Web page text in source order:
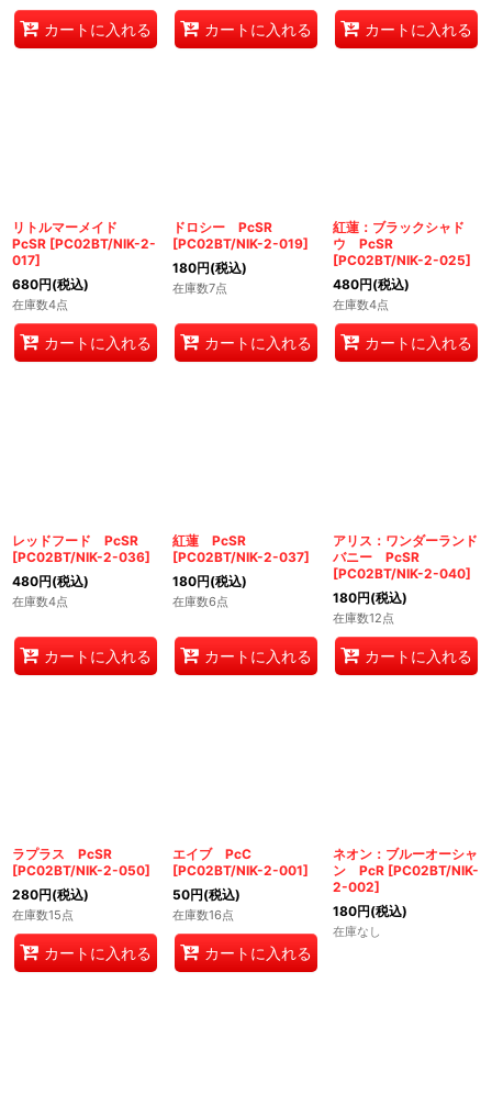
カートに入れる カートに入れる カートに入れる
リトルマーメイド
PcSR [PC02BT/NIK-2-
017]
680円(税込)
在庫数4点
カートに入れる
ドロシー PcSR
[PC02BT/NIK-2-019]
180円(税込)
在庫数7点
カートに入れる
紅蓮：ブラックシャド
ウ PcSR
[PC02BT/NIK-2-025]
480円(税込)
在庫数4点
カートに入れる
レッドフード PcSR
[PC02BT/NIK-2-036]
480円(税込)
在庫数4点
カートに入れる
紅蓮 PcSR
[PC02BT/NIK-2-037]
180円(税込)
在庫数6点
カートに入れる
アリス：ワンダーランド
バニー PcSR
[PC02BT/NIK-2-040]
180円(税込)
在庫数12点
カートに入れる
ラプラス PcSR
[PC02BT/NIK-2-050]
280円(税込)
在庫数15点
カートに入れる
エイブ PcC
[PC02BT/NIK-2-001]
50円(税込)
在庫数16点
カートに入れる
ネオン：ブルーオーシャ
ン PcR [PC02BT/NIK-
2-002]
180円(税込)
在庫なし